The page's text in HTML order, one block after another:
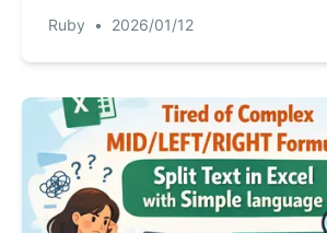
인사이트에 집중하세요.
Ruby • 2026/01/12